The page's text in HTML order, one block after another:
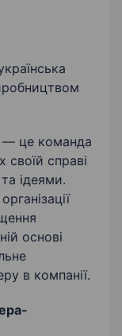
— це команда
своїй справі
ідеями.
основі
в компанії.